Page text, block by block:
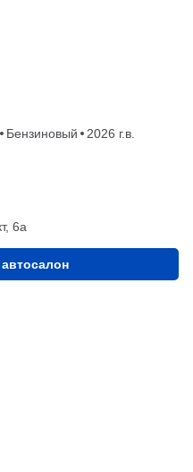
Бензиновый
2026 г.в.
6а